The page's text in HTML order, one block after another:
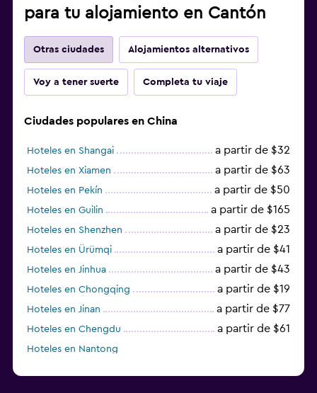
para tu alojamiento en Cantón
Otras ciudades Alojamientos alternativos
Voy a tener suerte Completa tu viaje
Ciudades populares en China
Hoteles en Shangai a partir de $32
Hoteles en Xiamen a partir de $63
Hoteles en Pekín a partir de $50
Hoteles en Guilin a partir de $165
Hoteles en Shenzhen a partir de $23
Hoteles en Ürümqi a partir de $41
Hoteles en Jinhua a partir de $43
Hoteles en Chongqing a partir de $19
Hoteles en Jinan a partir de $77
Hoteles en Chengdu a partir de $61
Hoteles en Nantong